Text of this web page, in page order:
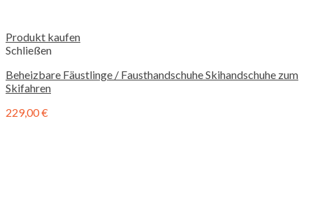
Produkt kaufen
Schließen
Beheizbare Fäustlinge / Fausthandschuhe Skihandschuhe zum
Skifahren
229,00€